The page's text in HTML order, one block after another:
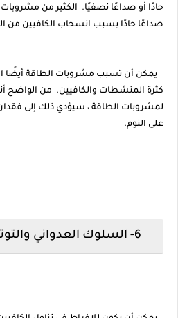
حادًا أو صداعًا نصفيًا. الكثير من
صداعًا حادًا بسبب انسحاب الكافيين من
يمكن أن تسبب مشروبات الطاقة أيضًا
كثرة المنشطات والكافيين. من الواضح
لمشروبات الطاقة ، سيؤدي ذلك إلى فقدان
على النوم.